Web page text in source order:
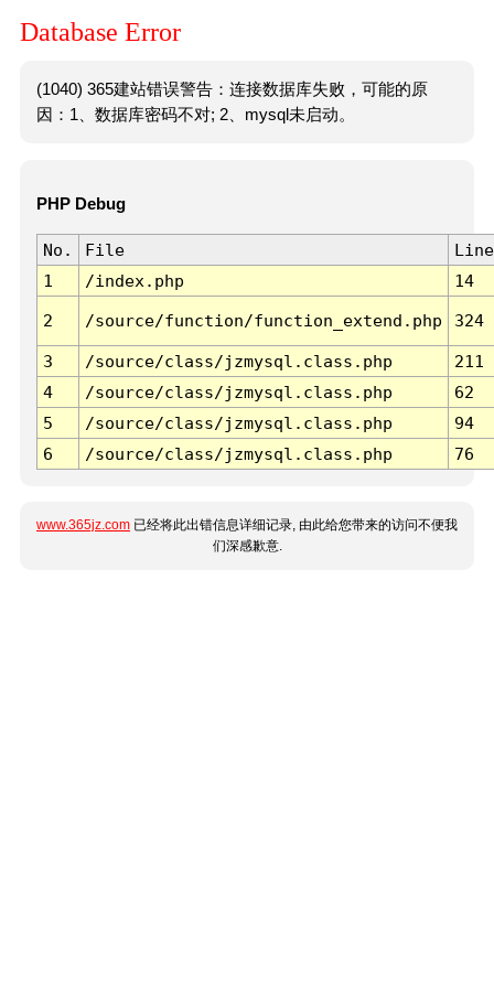
Database Error
(1040) 365建站错误警告：连接数据库失败，可能的原
因：1、数据库密码不对; 2、mysql未启动。
PHP Debug
No. File
Line
1
/index.php 14
2 /source/function/function_extend.php 324
3 /source/class/jzmysql.class.php
211
4
/source/class/jzmysql.class.php
62
5
/source/class/jzmysql.class.php
94
6
/source/class/jzmysql.class.php 76
www.365jz.com 已经将此出错信息详细记录, 由此给您带来的访问不便我
们深感歉意.